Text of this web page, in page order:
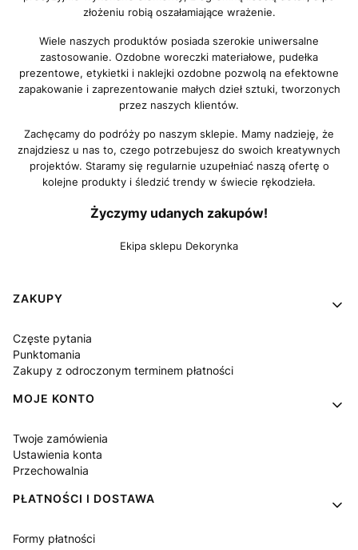
złożeniu robią oszałamiające wrażenie.
Wiele naszych produktów posiada szerokie uniwersalne
zastosowanie. Ozdobne woreczki materiałowe, pudełka
prezentowe, etykietki i naklejki ozdobne pozwolą na efektowne
zapakowanie i zaprezentowanie małych dzieł sztuki, tworzonych
przez naszych klientów.
Zachęcamy do podróży po naszym sklepie. Mamy nadzieję, że
znajdziesz u nas to, czego potrzebujesz do swoich kreatywnych
projektów. Staramy się regularnie uzupełniać naszą ofertę o
kolejne produkty i śledzić trendy w świecie rękodzieła.
Życzymy udanych zakupów!
Ekipa sklepu Dekorynka
Linki w stopce
ZAKUPY
Częste pytania
Punktomania
Zakupy z odroczonym terminem płatności
MOJE KONTO
Twoje zamówienia
Ustawienia konta
Przechowalnia
PŁATNOŚCI I DOSTAWA
Formy płatności